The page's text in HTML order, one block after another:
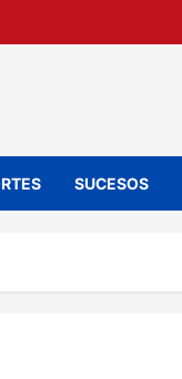
SUCESOS